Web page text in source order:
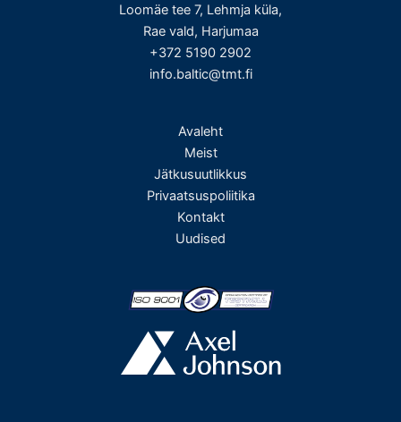
Loomäe tee 7, Lehmja küla,
Rae vald, Harjumaa
+372 5190 2902
info.baltic@tmt.fi
Avaleht
Meist
Jätkusuutlikkus
Privaatsuspoliitika
Kontakt
Uudised